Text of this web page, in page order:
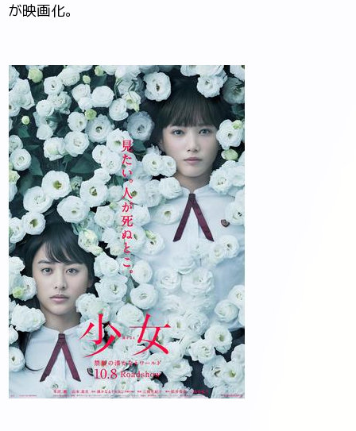
が映画化。